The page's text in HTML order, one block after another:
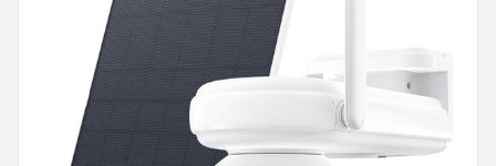
Hikvision
TP-Link